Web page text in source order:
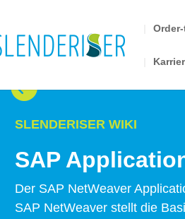

SLENDERISER WIKI
SAP
Der SAP NetWeaver
SAP NetWeaver stellt die